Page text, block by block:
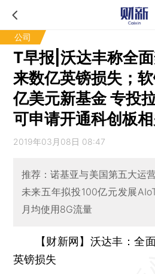
公司
T早报|沃达丰称全
来数亿英镑损失；
亿美元新基金 专投
可申请开通科创板
2019年03月08日 08:47
推荐：诺基亚与美国第五大运
未来五年拟投100亿元发展
月均使用8G流量
【财新网】沃达丰：全
英镑损失